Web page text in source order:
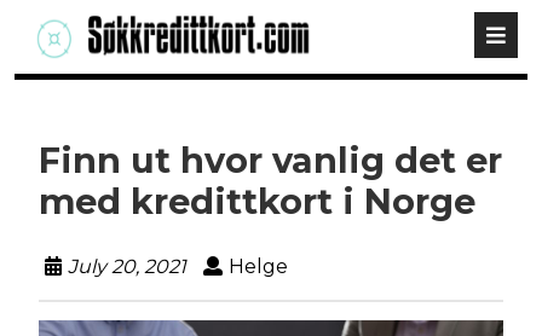
Finn ut hvor vanlig det er
med kredittkort i Norge
July 20, 2021 Helge